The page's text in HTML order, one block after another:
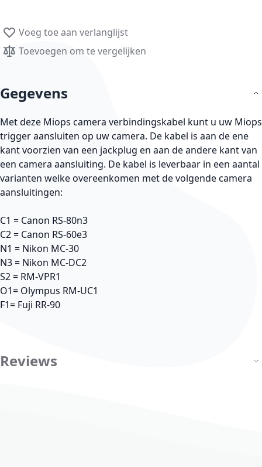
Voeg toe aan verlanglijst
Toevoegen om te vergelijken
Gegevens
Met deze Miops camera verbindingskabel kunt u uw Miops
trigger aansluiten op uw camera. De kabel is aan de ene
kant voorzien van een jackplug en aan de andere kant van
een camera aansluiting. De kabel is leverbaar in een aantal
varianten welke overeenkomen met de volgende camera
aansluitingen:
C1 = Canon RS-80n3
C2 = Canon RS-60e3
N1 = Nikon MC-30
N3 = Nikon MC-DC2
S2 = RM-VPR1
O1= Olympus RM-UC1
F1= Fuji RR-90
Reviews